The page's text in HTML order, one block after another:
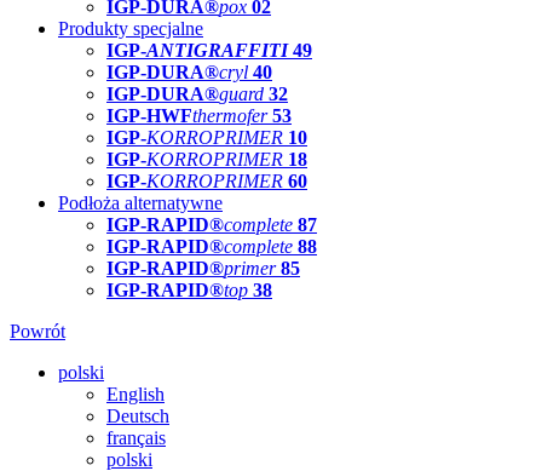
IGP-DURA®pox 02
Produkty specjalne
IGP-ANTIGRAFFITI49
IGP-DURA®cryl 40
IGP-DURA®guard 32
IGP-HWFthermofer 53
IGP-KORROPRIMER 10
IGP-KORROPRIMER 18
IGP-KORROPRIMER 60
Podłoża alternatywne
IGP-RAPID®complete 87
IGP-RAPID®complete 88
IGP-RAPID®primer 85
IGP-RAPID®top 38
Powrót
polski
English
Deutsch
français
polski